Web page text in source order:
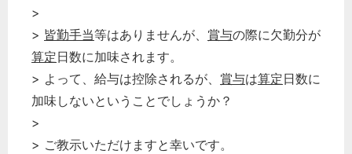
>
> 皆勤手当等はありませんが、 賞与の際に欠勤分が
算定日数に加味されます。
> よって、給与は控除されるが、 賞与は算定日数に
加味しないということでしょうか？
>
> ご教示いただけますと幸いです。